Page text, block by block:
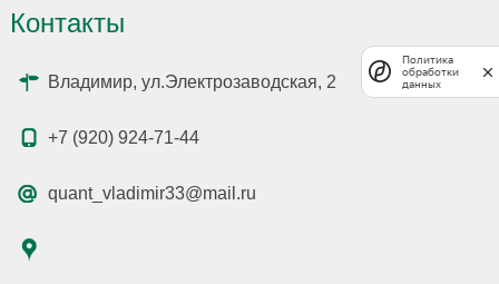
Контакты
Владимир, ул.Электрозаводская, 2
+7 (920) 924-71-44
quant_vladimir33@mail.ru
Политика
обработки
данных